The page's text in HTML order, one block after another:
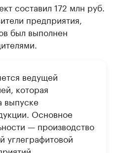
составил 172 млн руб.
предприятия,
был выполнен
ведущей
которая
выпуске
Основное
— производство
углеграфитовой